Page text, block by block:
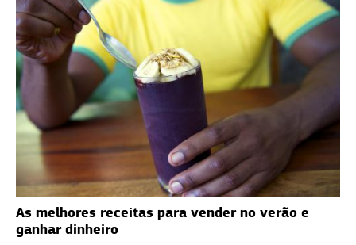
As melhores receitas para vender no verão e
ganhar dinheiro